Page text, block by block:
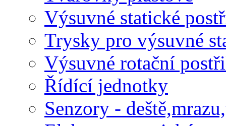
Výsuvné statické
Trysky pro výsuvné
Výsuvné rotační
Řídící jednotky
Senzory -